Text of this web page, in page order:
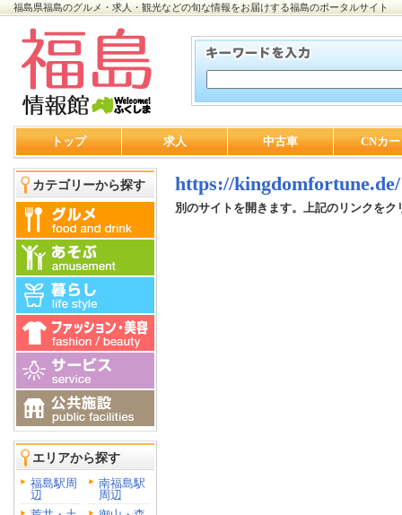
福島県福島のグルメ・求人・観光などの旬な情報をお届けする福島のポータルサイト
トップ 求人 中古車 CNカ
カテゴリーから探す
エリアから探す
福島駅周
辺
南福島駅
周辺
https://kingdomfortune.de/
別のサイトを開きます。上記のリンクをク